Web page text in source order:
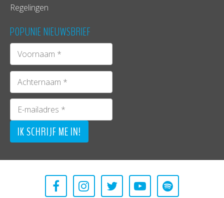
Regelingen
POPUNIE NIEUWSBRIEF